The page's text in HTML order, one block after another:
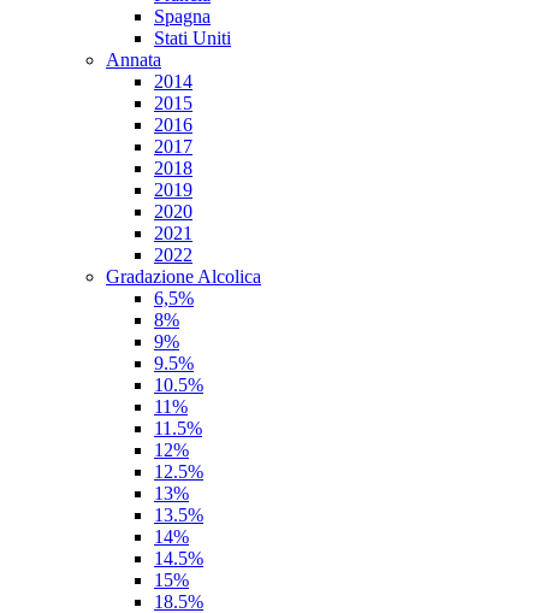
Spagna
Stati Uniti
Annata
2014
2015
2016
2017
2018
2019
2020
2021
2022
Gradazione Alcolica
6,5%
8%
9%
9.5%
10.5%
11%
11.5%
12%
12.5%
13%
13.5%
14%
14.5%
15%
18.5%